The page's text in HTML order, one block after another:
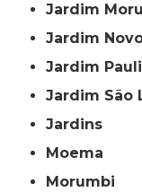
Jardim
Jardim
Jardim
Jardim São
Jardins
Moema
Morumbi